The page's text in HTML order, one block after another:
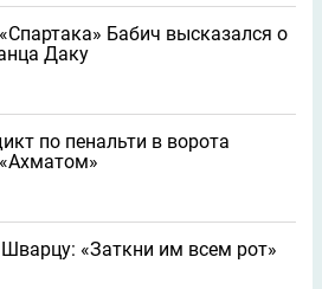
Бабич высказался о
Даку
по пенальти в ворота
«Заткни им всем рот»